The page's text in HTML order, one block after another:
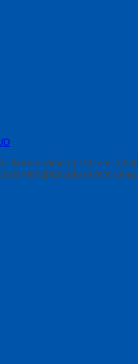
panjang 150 cm
menghubungi nomor